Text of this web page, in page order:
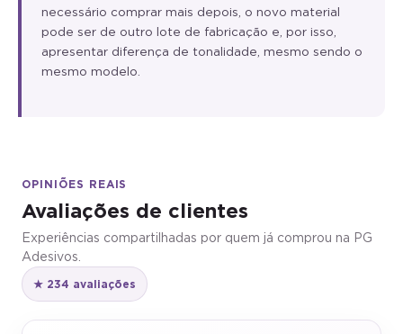
necessário comprar mais depois, o novo material
pode ser de outro lote de fabricação e, por isso,
apresentar diferença de tonalidade, mesmo sendo o
mesmo modelo.
OPINIÕES REAIS
Avaliações de clientes
Experiências compartilhadas por quem já comprou na PG
Adesivos.
★ 234 avaliações